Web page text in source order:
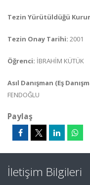
Tezin Yürütüldüğü
Tezin Onay Tarihi: 2001
Öğrenci: İBRAHİM KÜTÜK
Asıl Danışman (Eş
FENDOĞLU
Paylaş
İletişim Bilgileri